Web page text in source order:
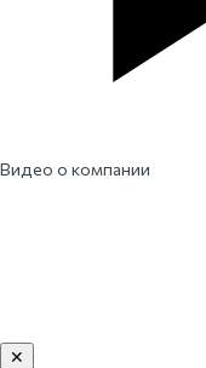
Видео о компании
✕